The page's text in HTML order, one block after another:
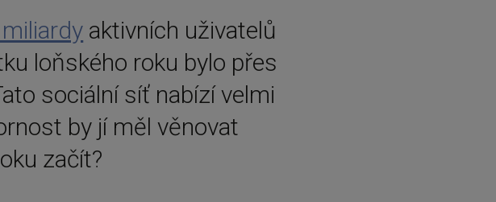
aktivních uživatelů
loňského roku bylo přes
sociální síť nabízí velmi
by jí měl věnovat
začít?